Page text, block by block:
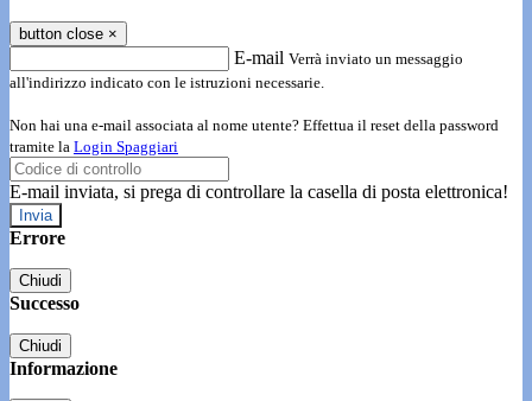
button close ×
E-mail Verrà inviato un messaggio
all'indirizzo indicato con le istruzioni necessarie.
Non hai una e-mail associata al nome utente? Effettua il reset della password
tramite la Login Spaggiari
E-mail inviata, si prega di controllare la casella di posta elettronica!
Errore
Chiudi
Successo
Chiudi
Informazione